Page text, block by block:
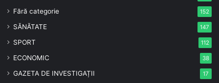
Fără categorie 152
SĂNĂTATE 147
SPORT 112
ECONOMIC 38
GAZETA DE INVESTIGAȚII 17